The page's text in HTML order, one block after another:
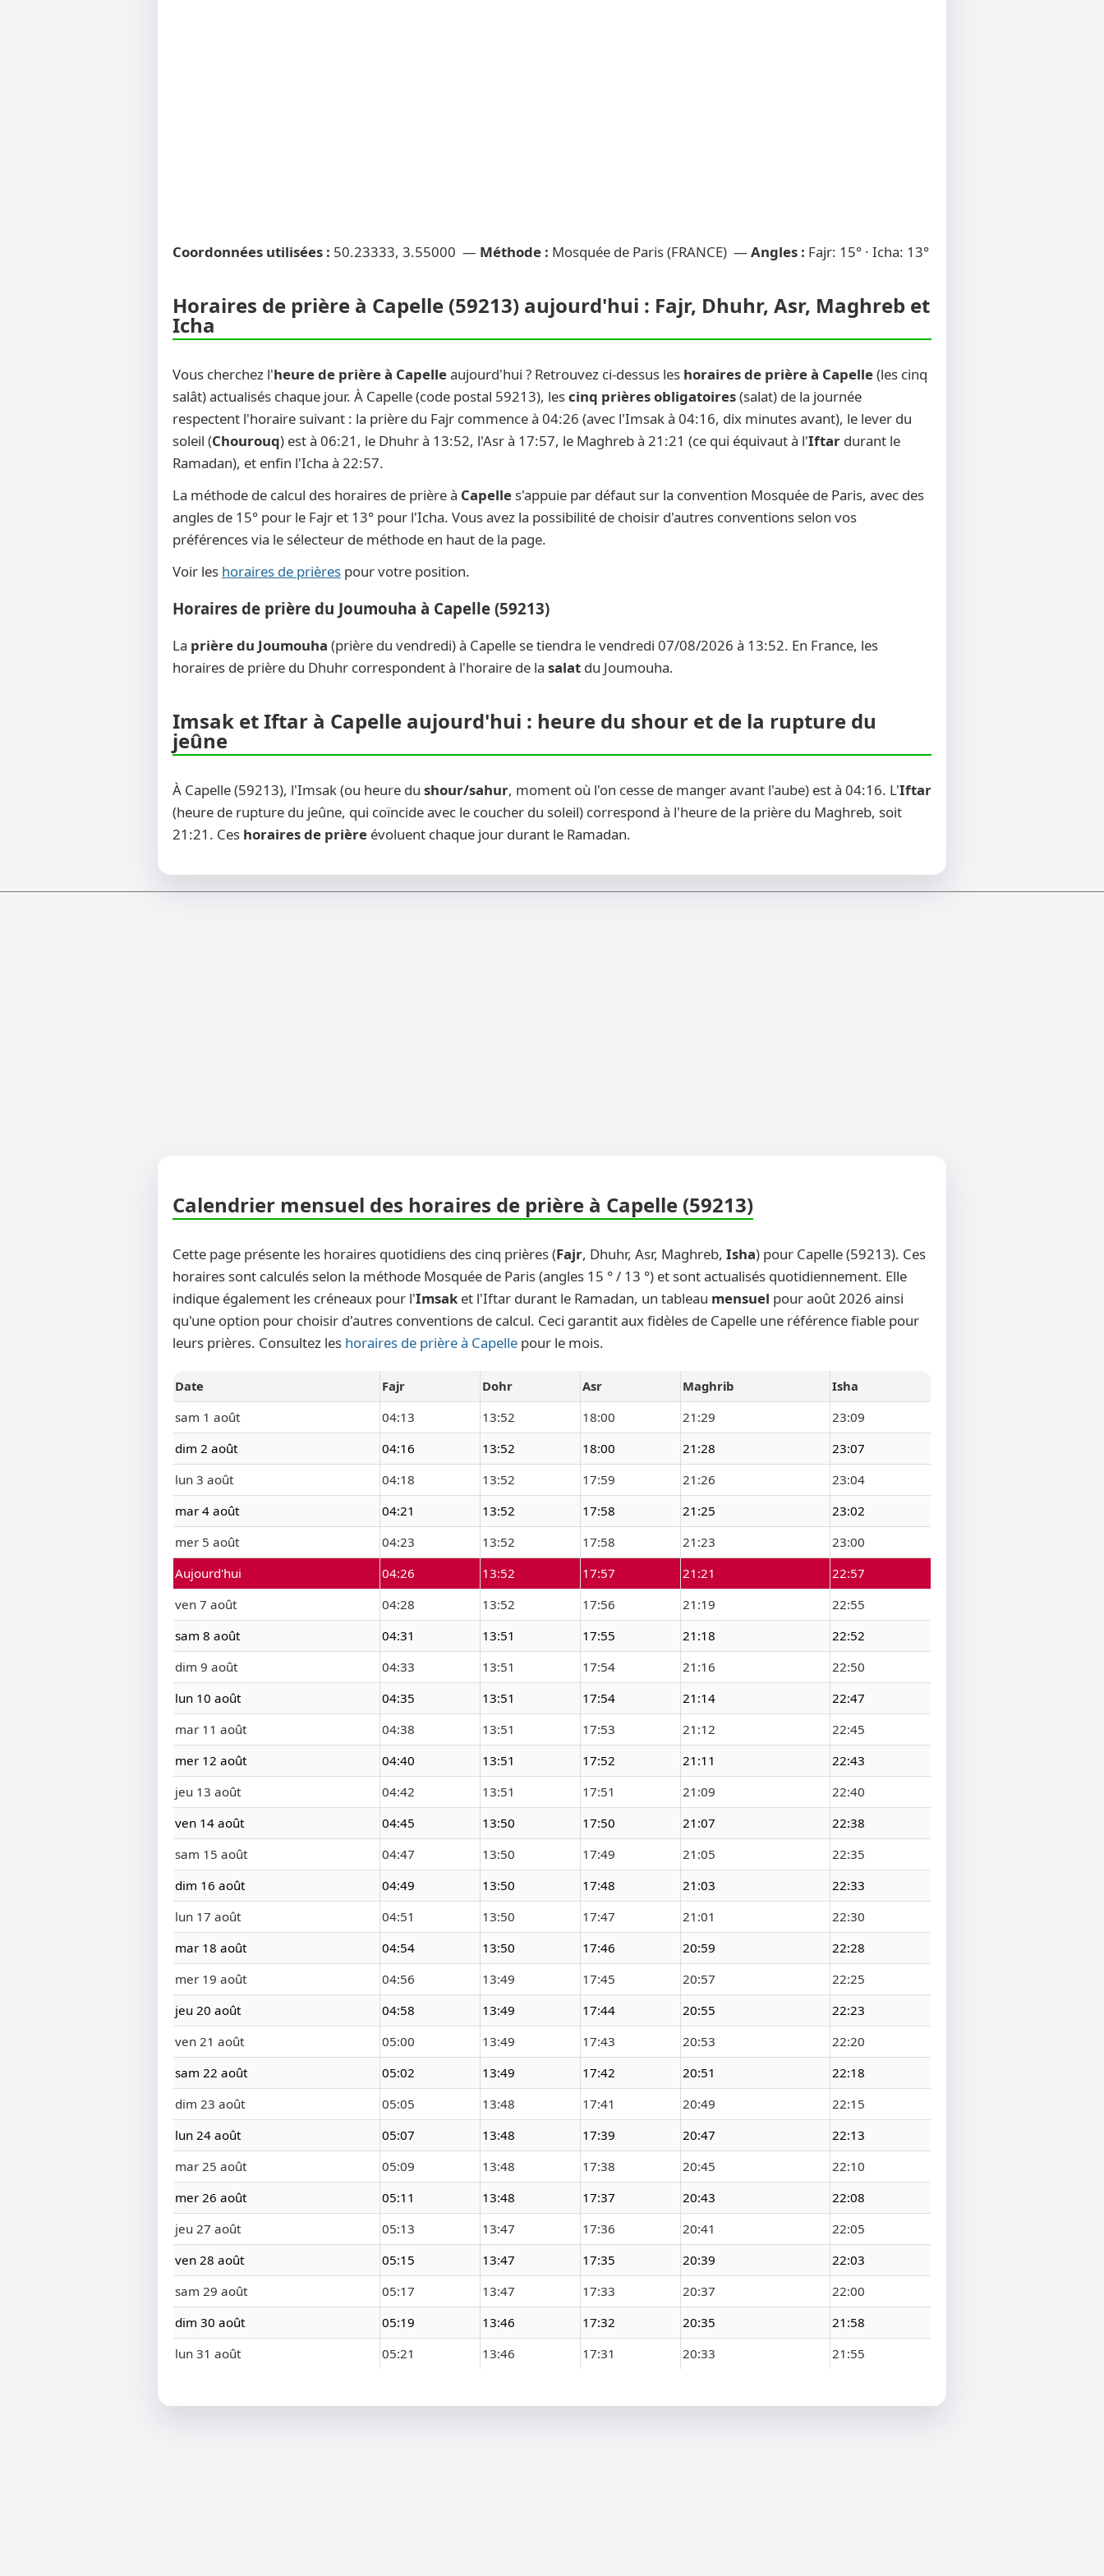
Coordonnées utilisées : 50.23333, 3.55000 — Méthode : Mosquée de Paris (FRANCE) — Angles : Fajr: 15° · Icha: 13°
Horaires de prière à Capelle (59213) aujourd'hui : Fajr, Dhuhr, Asr, Maghreb et
Icha
Vous cherchez l'heure de prière à Capelleaujourd'hui ? Retrouvez ci-dessus les horaires de prière à Capelle(les cinq
salât) actualisés chaque jour. À Capelle (code postal 59213), lescinq prières obligatoires(salat) de la journée
respectent l'horaire suivant : la prière du Fajr commence à 04:26 (avec l'Imsak à 04:16, dix minutes avant), le lever du
soleil (Chourouq) est à 06:21, le Dhuhr à 13:52, l'Asr à 17:57, le Maghreb à 21:21 (ce qui équivaut à l'Iftar durant le
Ramadan), et enfin l'Icha à 22:57.
La méthode de calcul des horaires de prière à Capelle s'appuie par défaut sur la convention Mosquée de Paris, avec des
angles de 15° pour le Fajr et 13° pour l'Icha. Vous avez la possibilité de choisir d'autres conventions selon vos
préférences via le sélecteur de méthode en haut de la page.
Voir les horaires de prières pour votre position.
Horaires de prière du Joumouha à Capelle (59213)
La prière du Joumouha (prière du vendredi) à Capelle se tiendra le vendredi 07/08/2026 à 13:52. En France, les
horaires de prière du Dhuhr correspondent à l'horaire de la salat du Joumouha.
Imsak et Iftar à Capelle aujourd'hui : heure du shour et de la rupture du
jeûne
À Capelle (59213), l'Imsak (ou heure du shour/sahur, moment où l'on cesse de manger avant l'aube) est à 04:16. L'Iftar
(heure de rupture du jeûne, qui coïncide avec le coucher du soleil) correspond à l'heure de la prière du Maghreb, soit
21:21. Ces horaires de prière évoluent chaque jour durant le Ramadan.
Calendrier mensuel des horaires de prière à Capelle (59213)
Cette page présente les horaires quotidiens des cinq prières (Fajr, Dhuhr, Asr, Maghreb, Isha) pour Capelle (59213). Ces
horaires sont calculés selon la méthode Mosquée de Paris (angles 15 ° / 13 °) et sont actualisés quotidiennement. Elle
indique également les créneaux pour l'Imsak et l'Iftar durant le Ramadan, un tableau mensuel pour août 2026 ainsi
qu'une option pour choisir d'autres conventions de calcul. Ceci garantit aux fidèles de Capelle une référence fiable pour
leurs prières. Consultez les horaires de prière à Capelle pour le mois.
Date Fajr Dohr Asr Maghrib
Isha
sam 1 août
04:13 13:52 18:00 21:29
23:09
dim 2 août
04:16 13:52 18:00 21:28
23:07
lun 3 août
04:18 13:52 17:59 21:26
23:04
mar 4 août
04:21 13:52 17:58 21:25
23:02
mer 5 août
04:23 13:52 17:58 21:23
23:00
Aujourd'hui
04:26 13:52 17:57 21:21
22:57
ven 7 août
04:28 13:52 17:56 21:19
22:55
sam 8 août
04:31 13:51 17:55 21:18
22:52
dim 9 août
04:33 13:51 17:54 21:16
22:50
lun 10 août
04:35 13:51 17:54 21:14
22:47
mar 11 août
04:38 13:51 17:53 21:12
22:45
mer 12 août
04:40 13:51 17:52 21:11
22:43
jeu 13 août
04:42 13:51 17:51 21:09
22:40
ven 14 août
04:45 13:50 17:50 21:07
22:38
sam 15 août
04:47 13:50 17:49 21:05
22:35
dim 16 août
04:49 13:50 17:48 21:03
22:33
lun 17 août
04:51 13:50 17:47 21:01
22:30
mar 18 août
04:54 13:50 17:46 20:59
22:28
mer 19 août
04:56 13:49 17:45 20:57
22:25
jeu 20 août
04:58 13:49 17:44 20:55
22:23
ven 21 août
05:00 13:49 17:43 20:53
22:20
sam 22 août
05:02 13:49 17:42 20:51
22:18
dim 23 août
05:05 13:48 17:41 20:49
22:15
lun 24 août
05:07 13:48 17:39 20:47
22:13
mar 25 août
05:09 13:48 17:38 20:45
22:10
mer 26 août
05:11 13:48 17:37 20:43
22:08
jeu 27 août
05:13 13:47 17:36 20:41
22:05
ven 28 août
05:15 13:47 17:35 20:39
22:03
sam 29 août
05:17 13:47 17:33 20:37
22:00
dim 30 août
05:19 13:46 17:32 20:35
21:58
lun 31 août
05:21 13:46 17:31 20:33 21:55